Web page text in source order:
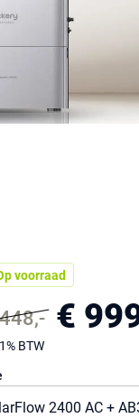
voorraad
€
BTW